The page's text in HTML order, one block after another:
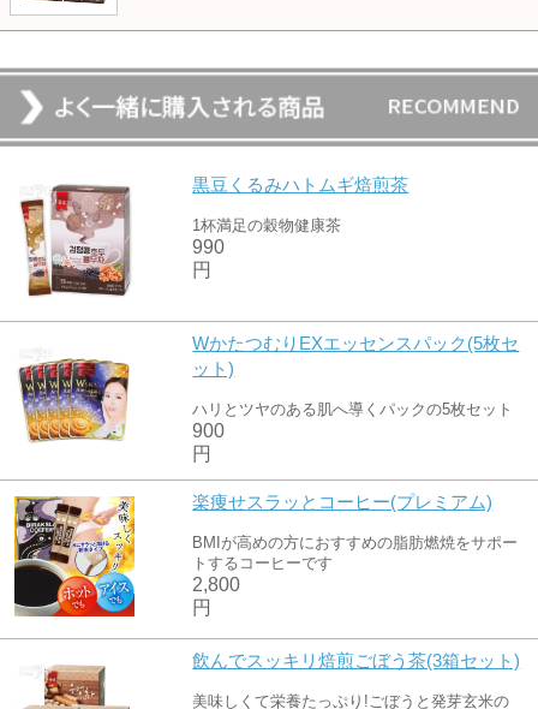
黒豆くるみハトムギ焙煎茶
1杯満足の穀物健康茶
990
円
WかたつむりEXエッセンスパック(5枚セ
ット)
ハリとツヤのある肌へ導くパックの5枚セット
900
円
楽痩せスラッとコーヒー(プレミアム)
BMIが高めの方におすすめの脂肪燃焼をサポー
トするコーヒーです
2,800
円
飲んでスッキリ焙煎ごぼう茶(3箱セット)
美味しくて栄養たっぷり!ごぼうと発芽玄米の